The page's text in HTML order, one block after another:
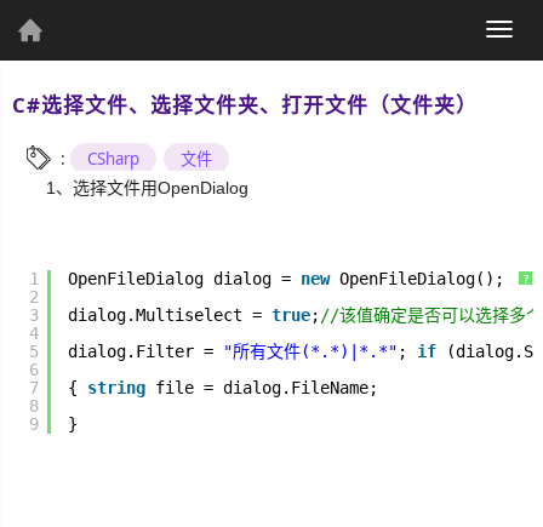
个人资料
综
(current)
C#选择文件、选择文件夹、打开文件（文件夹）
: CSharp 文件
1、选择文件用OpenDialog
?
1
2
3
4
5
6
7
8
9
OpenFileDialog dialog = new OpenFileDialog();
dialog.Multiselect = true; //该值确定是否可以选择
dialog.Filter =
"所有文件(*.*)|*.*" ; if
{ string file = dialog.FileName;
}